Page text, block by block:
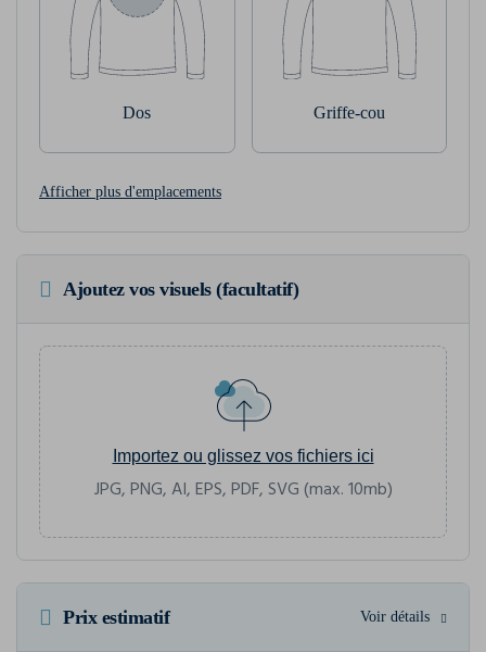
Dos Griffe-cou
Afficher plus d'emplacements
Ajoutez vos visuels (facultatif)
Importez ou glissez vos fichiers ici
JPG, PNG, AI, EPS, PDF, SVG (max. 10mb)
Prix estimatif Voir détails